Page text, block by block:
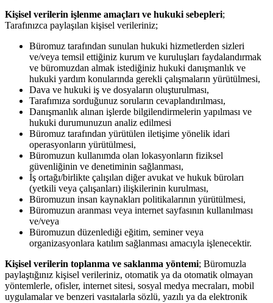
Kişisel verilerin işlenme amaçları ve hukuki sebepleri;
Tarafınızca paylaşılan kişisel verileriniz;
Büromuz tarafından sunulan hukuki hizmetlerden sizleri
ve/veya temsil ettiğiniz kurum ve kuruluşları faydalandırmak
ve büromuzdan almak istediğiniz hukuki danışmanlık ve
hukuki yardım konularında gerekli çalışmaların yürütülmesi,
Dava ve hukuki iş ve dosyaların oluşturulması,
Tarafımıza sorduğunuz soruların cevaplandırılması,
Danışmanlık alınan işlerde bilgilendirmelerin yapılması ve
hukuki durumunuzun analiz edilmesi
Büromuz tarafından yürütülen iletişime yönelik idari
operasyonların yürütülmesi,
Büromuzun kullanımda olan lokasyonların fiziksel
güvenliğinin ve denetiminin sağlanması,
İş ortağı/birlikte çalışılan diğer avukat ve hukuk büroları
(yetkili veya çalışanları) ilişkilerinin kurulması,
Büromuzun insan kaynakları politikalarının yürütülmesi,
Büromuzun aranması veya internet sayfasının kullanılması
ve/veya
Büromuzun düzenlediği eğitim, seminer veya
organizasyonlara katılım sağlanması amacıyla işlenecektir.
Kişisel verilerin toplanma ve saklanma yöntemi; Büromuzla
paylaştığınız kişisel verileriniz, otomatik ya da otomatik olmayan
yöntemlerle, ofisler, internet sitesi, sosyal medya mecraları, mobil
uygulamalar ve benzeri vasıtalarla sözlü, yazılı ya da elektronik